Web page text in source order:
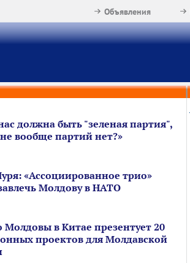
Объявления
должна быть "зеленая партия",
вообще партий нет?»
«Ассоциированное трио»
Молдову в НАТО
Молдовы в Китае презентует 20
проектов для Молдавской